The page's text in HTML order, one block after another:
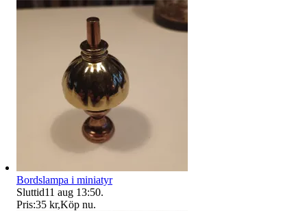
Bordslampa i miniatyr
Sluttid11 aug 13:50.
Pris:35 kr,Köp nu.